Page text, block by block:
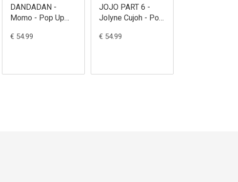
DANDADAN -
Momo - Pop Up
€ 54.99
JOJO PART 6 -
Jolyne Cujoh - Pop
€ 54.99